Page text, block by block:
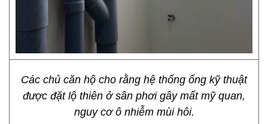
Các chủ căn hộ cho rằng hệ thống ống kỹ thuật
được đặt lộ thiên ở sân phơi gây mất mỹ quan,
nguy cơ ô nhiễm mùi hôi.